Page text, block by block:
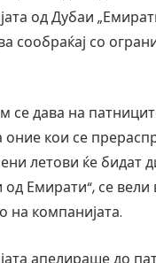
од Дубаи
сообраќај со
се дава на
оние кои се
летови ќе бидат
од Емирати“, се вели
на компанијата.
апелираше до